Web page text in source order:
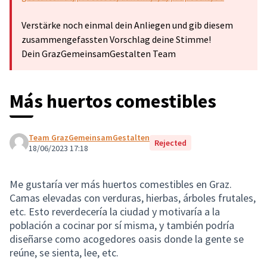
Verstärke noch einmal dein Anliegen und gib diesem
zusammengefassten Vorschlag deine Stimme!
Dein GrazGemeinsamGestalten Team
Más huertos comestibles
Team GrazGemeinsamGestalten
18/06/2023 17:18
Rejected
Me gustaría ver más huertos comestibles en Graz.
Camas elevadas con verduras, hierbas, árboles frutales,
etc. Esto reverdecería la ciudad y motivaría a la
población a cocinar por sí misma, y también podría
diseñarse como acogedores oasis donde la gente se
reúne, se sienta, lee, etc.